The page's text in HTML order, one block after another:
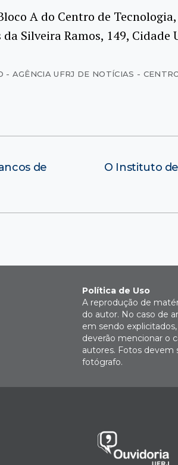
A do Centro de Tecnologia,
da Silveira Ramos, 149,
- AGÊNCIA UFRJ DE NOTÍCIAS -
de
O Instituto
Política de Uso
A reprodução de
do autor. No caso de
em sendo
deverão mencionar o
autores. Fotos devem
fotógrafo.